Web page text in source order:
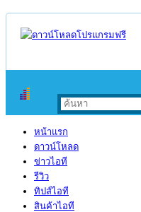
หน้าแรก
ดาวน์โหลด
ข่าวไอที
รีวิว
ทิปส์ไอที
สินค้าไอที